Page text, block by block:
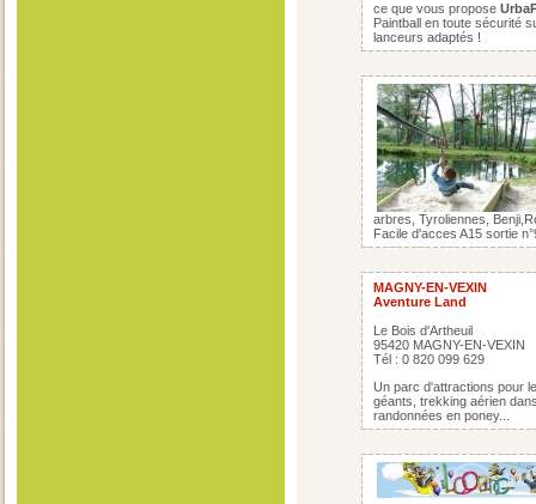
ce que vous propose
Paintball en toute sécurité
lanceurs adaptés !
arbres, Tyroliennes,
Facile d'acces A15 sortie
MAGNY-EN-VEXIN
Aventure Land
Le Bois d'Artheuil
95420 MAGNY-EN-VEXIN
Tél : 0 820 099 629
Un parc d'attractions pour
géants, trekking aérien
randonnées en poney...